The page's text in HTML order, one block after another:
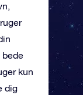
bede
kun
dig